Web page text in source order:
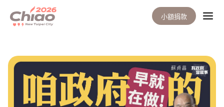
小額捐款